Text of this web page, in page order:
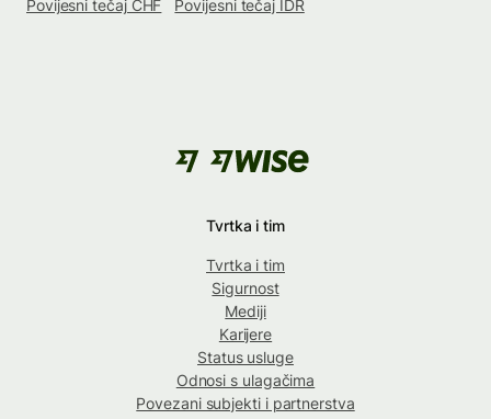
Povijesni tečaj CHF
Povijesni tečaj IDR
Tvrtka i tim
Tvrtka i tim
Sigurnost
Mediji
Karijere
Status usluge
Odnosi s ulagačima
Povezani subjekti i partnerstva